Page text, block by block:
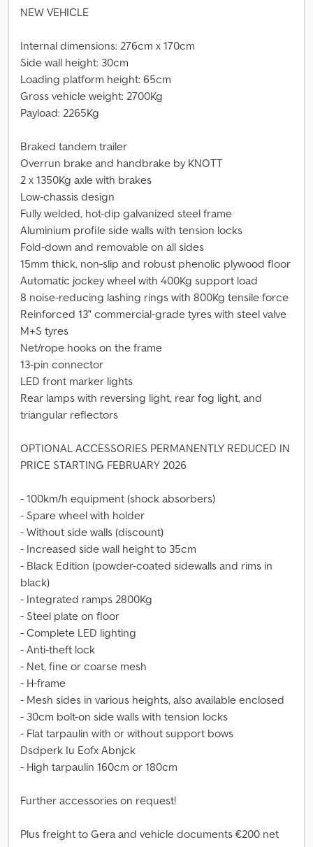
NEW VEHICLE
Internal dimensions: 276cm x 170cm
Side wall height: 30cm
Loading platform height: 65cm
Gross vehicle weight: 2700Kg
Payload: 2265Kg
Braked tandem trailer
Overrun brake and handbrake by KNOTT
2 x 1350Kg axle with brakes
Low-chassis design
Fully welded, hot-dip galvanized steel frame
Aluminium profile side walls with tension locks
Fold-down and removable on all sides
15mm thick, non-slip and robust phenolic plywood floor
Automatic jockey wheel with 400Kg support load
8 noise-reducing lashing rings with 800Kg tensile force
Reinforced 13" commercial-grade tyres with steel valve
M+S tyres
Net/rope hooks on the frame
13-pin connector
LED front marker lights
Rear lamps with reversing light, rear fog light, and
triangular reflectors
OPTIONAL ACCESSORIES PERMANENTLY REDUCED IN
PRICE STARTING FEBRUARY 2026
- 100km/h equipment (shock absorbers)
- Spare wheel with holder
- Without side walls (discount)
- Increased side wall height to 35cm
- Black Edition (powder-coated sidewalls and rims in
black)
- Integrated ramps 2800Kg
- Steel plate on floor
- Complete LED lighting
- Anti-theft lock
- Net, fine or coarse mesh
- H-frame
- Mesh sides in various heights, also available enclosed
- 30cm bolt-on side walls with tension locks
- Flat tarpaulin with or without support bows
Dsdperk Iu Eofx Abnjck
- High tarpaulin 160cm or 180cm
Further accessories on request!
Plus freight to Gera and vehicle documents €200 net